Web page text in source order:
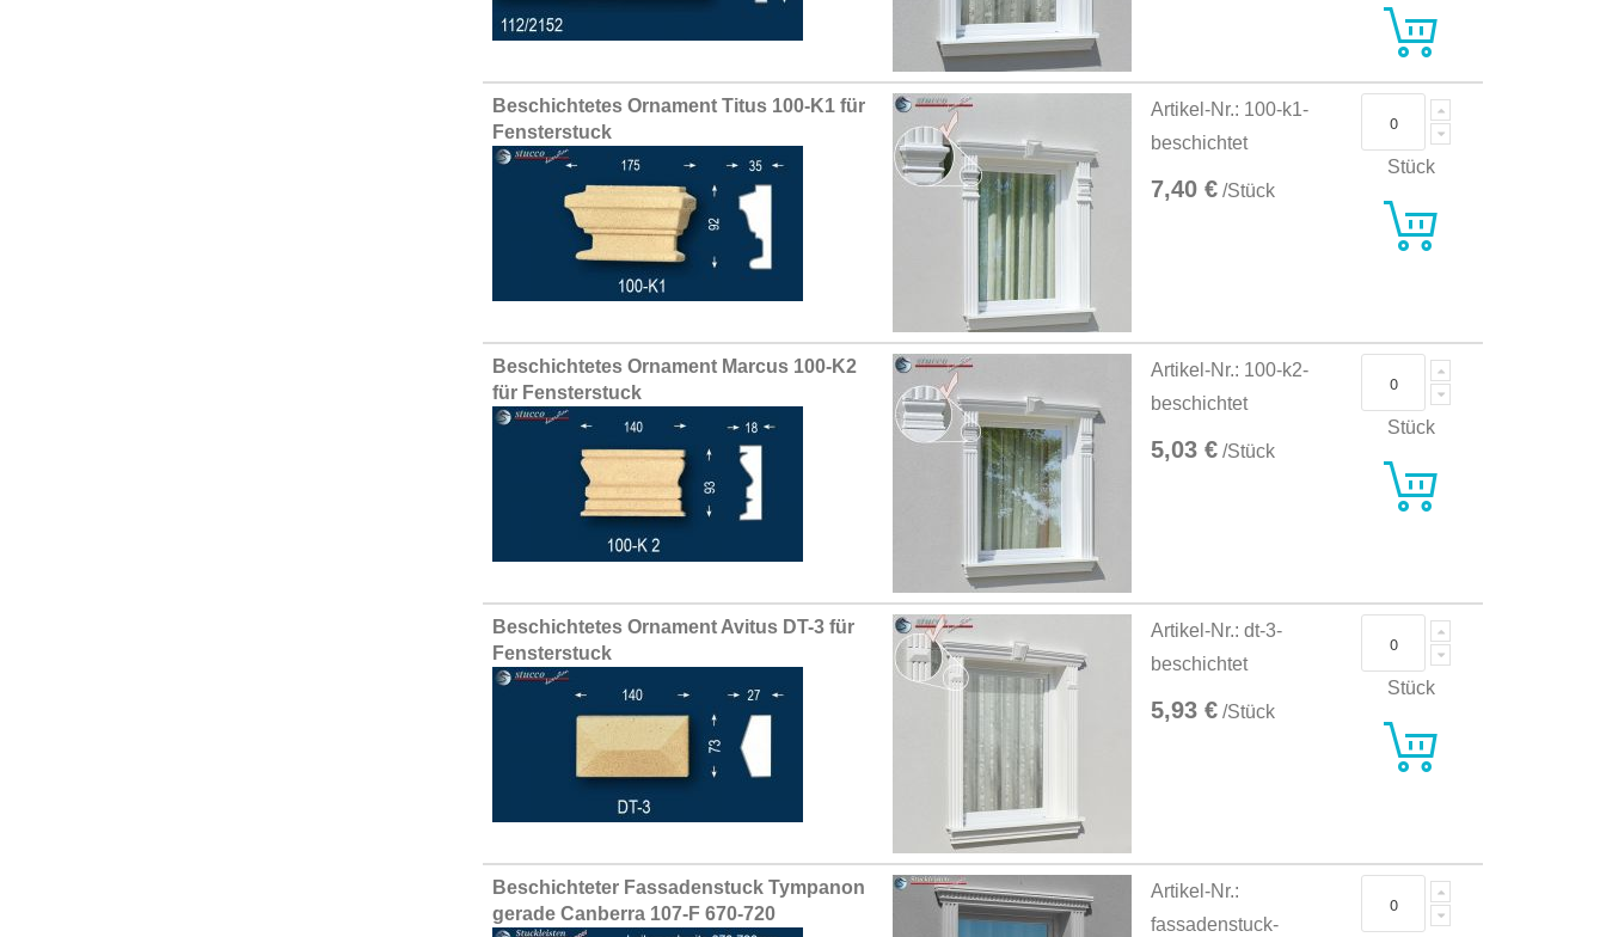
Beschichtetes Ornament Titus 100-K1 für
Fensterstuck
Artikel-Nr.: 100-k1-
beschichtet
7,40 € /Stück
Stück
Beschichtetes Ornament Marcus 100-K2
für Fensterstuck
Artikel-Nr.: 100-k2-
beschichtet
5,03 € /Stück
Stück
Beschichtetes Ornament Avitus DT-3 für
Fensterstuck
Artikel-Nr.: dt-3-
beschichtet
5,93 € /Stück
Stück
Beschichteter Fassadenstuck Tympanon
gerade Canberra 107-F 670-720
Artikel-Nr.:
fassadenstuck-